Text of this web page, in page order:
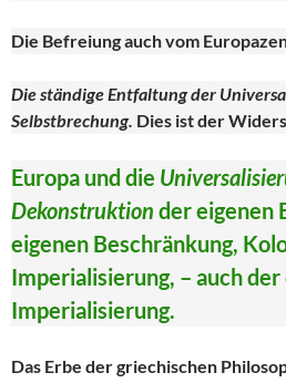
Die Befreiung auch vom
Die ständige Entfaltung der
Selbstbrechung. Dies ist der
Europa und die
Dekonstruktion der eigenen
eigenen Beschränkung,
Imperialisierung, – auch
Imperialisierung.
Das Erbe der griechischen